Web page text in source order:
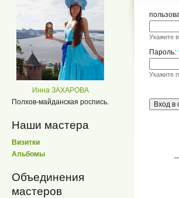
Инна ЗАХАРОВА
Полхов-майданская роспись.
Наши мастера
Визитки
Альбомы
Объединения
мастеров
Укажите
Пароль:
Укажите